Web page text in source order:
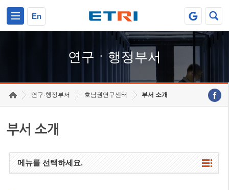
En
연구ㆍ행정부서
연구·행정부서 호남권연구센터 부서 소개
부서 소개
메뉴를 선택하세요.